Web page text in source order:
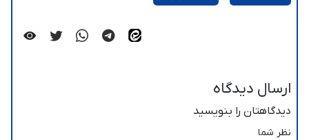
ارسال دیدگاه
دیدگاهتان را بنویسید
نظر شما